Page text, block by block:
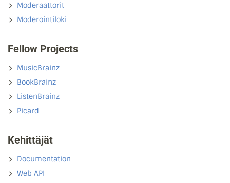
Moderaattorit
Moderointiloki
Fellow Projects
MusicBrainz
BookBrainz
ListenBrainz
Picard
Kehittäjät
Documentation
Web API